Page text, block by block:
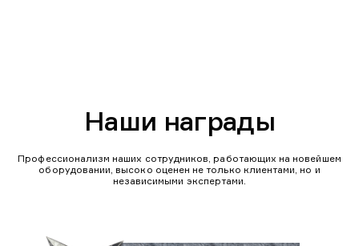
Наши награды
Профессионализм наших сотрудников, работающих на новейшем
оборудовании, высоко оценен не только клиентами, но и
независимыми экспертами.